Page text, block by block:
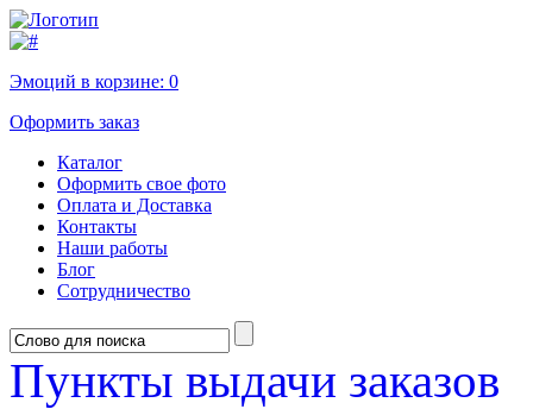
Эмоций в корзине: 0
Оформить заказ
Каталог
Оформить свое фото
Оплата и Доставка
Контакты
Наши работы
Блог
Сотрудничество
Пункты выдачи заказов